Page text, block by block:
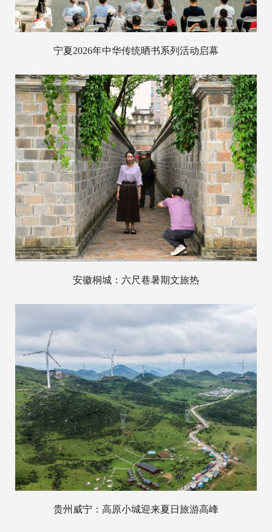
宁夏2026年中华传统晒书系列活动启幕
安徽桐城：六尺巷暑期文旅热
贵州威宁：高原小城迎来夏日旅游高峰